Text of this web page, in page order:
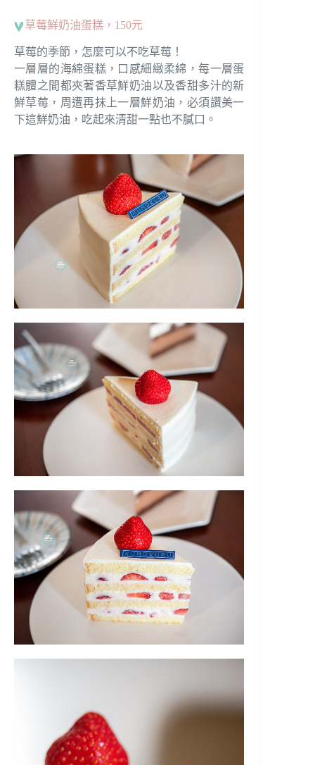
草莓鮮奶油蛋糕，150元
草莓的季節，怎麼可以不吃草莓！
一層層的海綿蛋糕，口感細緻柔綿，每一層蛋
糕體之間都夾著香草鮮奶油以及香甜多汁的新
鮮草莓，周遭再抹上一層鮮奶油，必須讚美一
下這鮮奶油，吃起來清甜一點也不膩口。